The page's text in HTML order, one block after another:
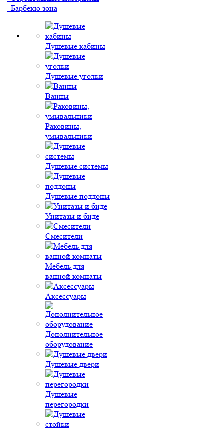
Барбекю зона
Душевые кабины
Душевые уголки
Ванны
Раковины,
умывальники
Душевые системы
Душевые поддоны
Унитазы и биде
Смесители
Мебель для
ванной комнаты
Аксессуары
Дополнительное
оборудование
Душевые двери
Душевые
перегородки